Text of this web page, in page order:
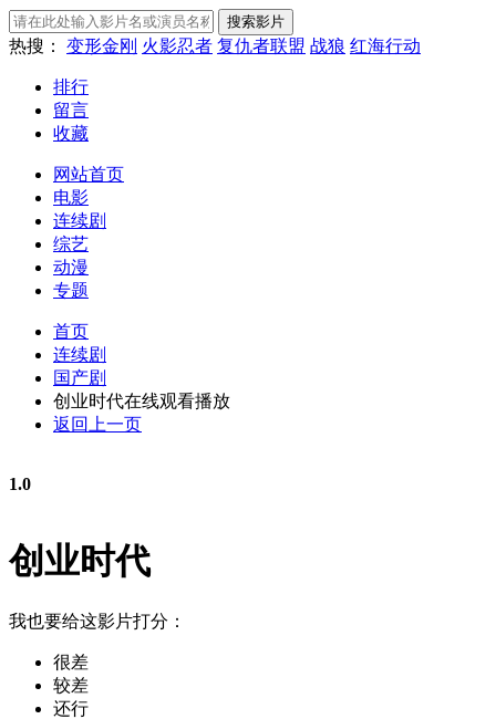
热搜： 变形金刚 火影忍者 复仇者联盟 战狼 红海行动
排行
留言
收藏
网站首页
电影
连续剧
综艺
动漫
专题
首页
连续剧
国产剧
创业时代在线观看播放
返回上一页
1.0
创业时代
我也要给这影片打分：
很差
较差
还行